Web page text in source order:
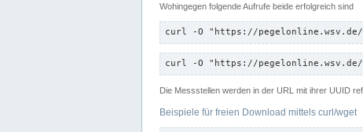
Wohingegen folgende Aufrufe beide erfolgreich sind
curl -O "https://pegelonline.wsv.de/
curl -O "https://pegelonline.wsv.de/
Die Messstellen werden in der URL mit ihrer UUID
Beispiele für freien Download mittels curl/wget